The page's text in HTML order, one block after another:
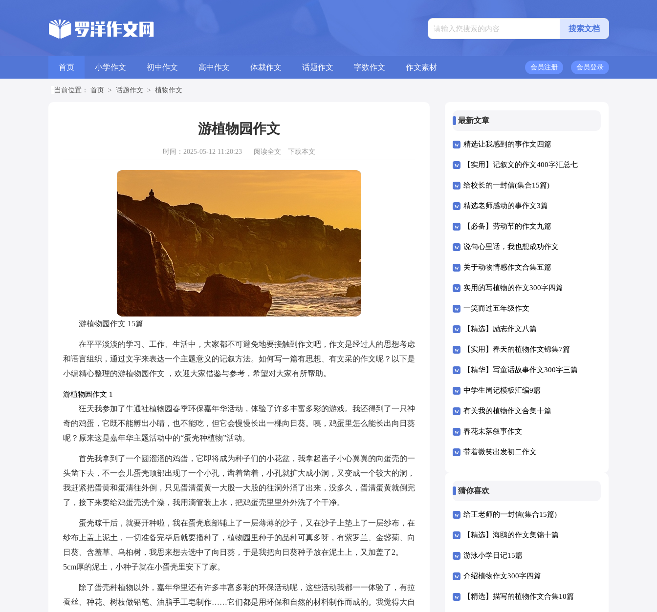
首页 小学作文 初中作文 高中作文 体裁作文 话题作文 字数作文 作文素材 会员登录
会员注册
当前位置： 首页 > 话题作文 > 植物作文
游植物园作文
时间：2025-05-12 11:20:23 阅读全文 下载本文
游植物园作文 15篇
在平平淡淡的学习、工作、生活中，大家都不可避免地要接触到作文吧，作文是经过人的思想考虑
和语言组织，通过文字来表达一个主题意义的记叙方法。如何写一篇有思想、有文采的作文呢？以下是
小编精心整理的游植物园作文 ，欢迎大家借鉴与参考，希望对大家有所帮助。
游植物园作文 1
狂天我参加了牛通社植物园春季环保嘉年华活动，体验了许多丰富多彩的游戏。我还得到了一只神
奇的鸡蛋，它既不能孵出小睛，也不能吃，但它会慢慢长出一棵向日葵。咦，鸡蛋里怎么能长出向日葵
呢？原来这是嘉年华主题活动中的“蛋壳种植物”活动。
首先我拿到了一个圆溜溜的鸡蛋，它即将成为种子们的小花盆，我拿起凿子小心翼翼的向蛋壳的一
头凿下去，不一会儿蛋壳顶部出现了一个小孔，凿着凿着，小孔就扩大成小洞，又变成一个较大的洞，
我赶紧把蛋黄和蛋清往外倒，只见蛋清蛋黄一大股一大股的往洞外涌了出来，没多久，蛋清蛋黄就倒完
了，接下来要给鸡蛋壳洗个澡，我用滴管装上水，把鸡蛋壳里里外外洗了个干净。
蛋壳晾干后，就要开种啦，我在蛋壳底部铺上了一层薄薄的沙子，又在沙子上垫上了一层纱布，在
纱布上盖上泥土，一切准备完毕后就要播种了，植物园里种子的品种可真多呀，有紫罗兰、金盏菊、向
日葵、含羞草、乌桕树，我思来想去选中了向日葵，于是我把向日葵种子放在泥土上，又加盖了2。
5cm厚的泥土，小种子就在小蛋壳里安下了家。
除了蛋壳种植物以外，嘉年华里还有许多丰富多彩的环保活动呢，这些活动我都一一体验了，有拉
蚕丝、种花、树枝做铅笔、油脂手工皂制作……它们都是用环保和自然的材料制作而成的。我觉得大自
最新文章
精选让我感到的事作文四篇
【实用】记叙文的作文400字汇总七
篇
给校长的一封信(集合15篇)
精选老师感动的事作文3篇
【必备】劳动节的作文九篇
说句心里话，我也想成功作文
关于动物情感作文合集五篇
实用的写植物的作文300字四篇
一笑而过五年级作文
【精选】励志作文八篇
【实用】春天的植物作文锦集7篇
【精华】写童话故事作文300字三篇
中学生周记模板汇编9篇
有关我的植物作文合集十篇
春花未落叙事作文
带着微笑出发初二作文
猜你喜欢
给王老师的一封信(集合15篇)
【精选】海鸥的作文集锦十篇
游泳小学日记15篇
介绍植物作文300字四篇
【精选】描写的植物作文合集10篇